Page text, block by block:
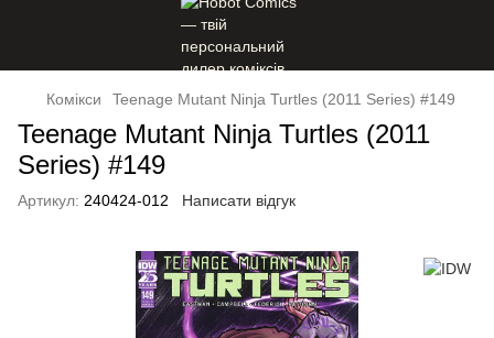
Комікси Teenage Mutant Ninja Turtles (2011 Series) #149
Teenage Mutant Ninja Turtles (2011
Series) #149
Артикул: 240424-012 Написати відгук